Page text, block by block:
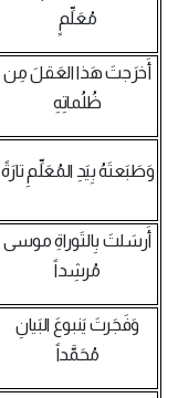
مُعَلِّمٍ
أَخرَجتَ هَذا العَقلَ مِن
ظُلُماتِهِ
وَطَبَعتَهُ بِيَدِ المُعَلِّمِ تارَةً
أَرسَلتَ بِالتَوراةِ موسى
مُرشِداً
وَفَجَرتَ يَنبوعَ البَيانِ
مُحَمَّداً